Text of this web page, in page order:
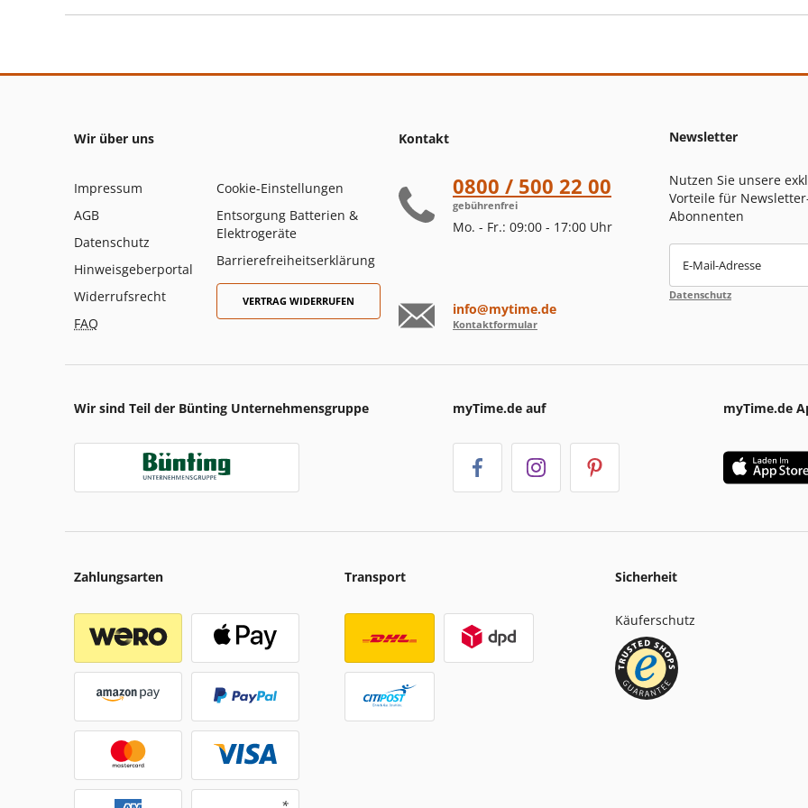
Wir über uns
Impressum
AGB
Datenschutz
Hinweisgeberportal
Widerrufsrecht
FAQ
Cookie-Einstellungen
Entsorgung Batterien &
Elektrogeräte
Barrierefreiheitserklärung
VERTRAG WIDERRUFEN
Kontakt
0800 / 500 22 00
gebührenfrei
Mo. - Fr.: 09:00 - 17:00 Uhr
info@mytime.de
Kontaktformular
Newsletter
Nutzen Sie unsere
Vorteile für
Abonnenten
E-Mail-Adresse
Datenschutz
Wir sind Teil der Bünting Unternehmensgruppe myTime.de auf myTime.de
Zahlungsarten Transport Sicherheit
Käuferschutz